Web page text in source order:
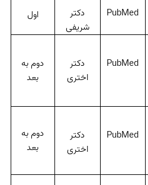
PubMed
دکتر
شریفی
اول
PubMed
دکتر
اختری
دوم به
بعد
PubMed
دکتر
اختری
دوم به
بعد